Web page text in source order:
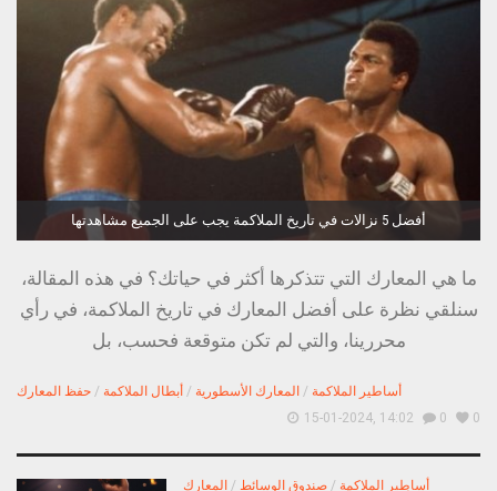
أفضل 5 نزالات في تاريخ الملاكمة يجب على الجميع مشاهدتها
ما هي المعارك التي تتذكرها أكثر في حياتك؟ في هذه المقالة،
سنلقي نظرة على أفضل المعارك في تاريخ الملاكمة، في رأي
محررينا، والتي لم تكن متوقعة فحسب، بل
أساطير الملاكمة / المعارك الأسطورية / أبطال الملاكمة / حفظ المعارك
15-01-2024, 14:02
0 0
أساطير الملاكمة / صندوق الوسائط / المعارك